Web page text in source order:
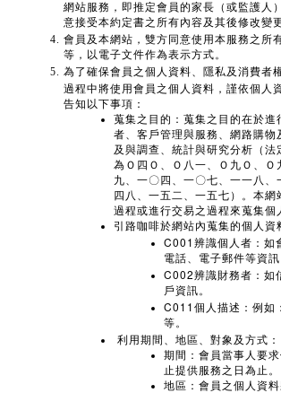
網站服務，即推定會員的家長（或監護人
意接受本約定書之所有內容及其後修改變更
會員及本網站，雙方同意使用本服務之所
等，以電子文件作為表示方式。
為了確保會員之個人資料、隱私及消費者
過程中將使用會員之個人資料，謹依個人
告知以下事項：
蒐集之目的：蒐集之目的在於進
者、客戶管理與服務、網路購物
及與調查、統計與研究分析（法
為Ｏ四Ｏ、Ｏ八一、Ｏ九Ｏ、Ｏ
九、一〇四、一〇七、一一八、
四八、一五二、一五七）。本網
過程或進行交易之過程來蒐集個
引路咖啡於網站內蒐集的個人資
C001 辨識個人者：如
電話、電子郵件等資訊
C002辨識財務者：如
戶資訊。
C011 個人描述：例如
等。
利用期間、地區、對象及方式：
期間：會員當事人要
止提供服務之日為止。
地區：會員之個人資料